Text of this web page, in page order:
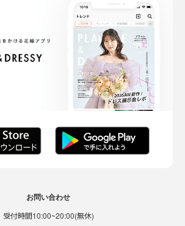
お問い合わせ
受付時間10:00~20:00(無休)